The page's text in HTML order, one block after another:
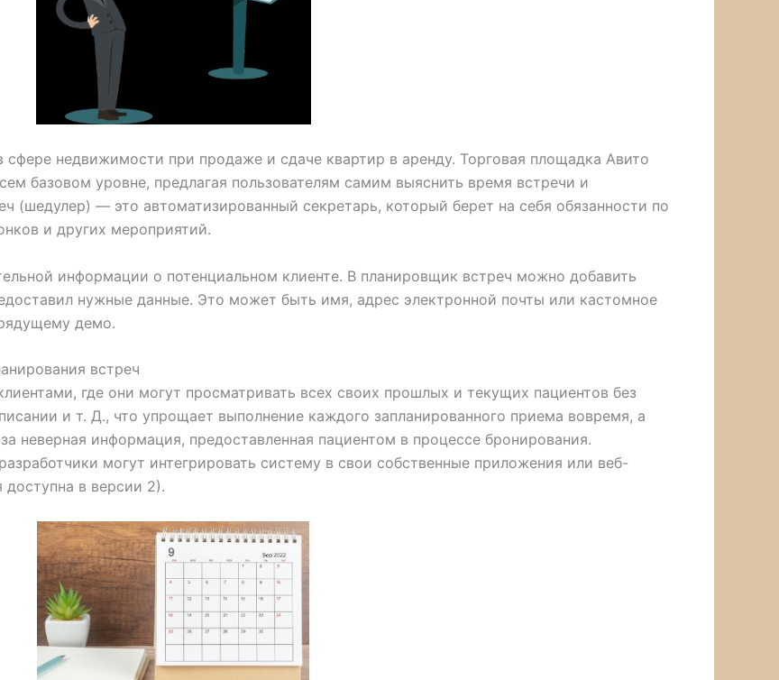
сфере недвижимости при продаже и сдаче квартир в аренду. Торговая площадка Авито
базовом уровне, предлагая пользователям самим выяснить время встречи и
(шедулер) — это автоматизированный секретарь, который берет на себя обязанности по
и других мероприятий.
информации о потенциальном клиенте. В планировщик встреч можно добавить
нужные данные. Это может быть имя, адрес электронной почты или кастомное
демо.
встреч
где они могут просматривать всех своих прошлых и текущих пациентов без
и т. Д., что упрощает выполнение каждого запланированного приема вовремя, а
неверная информация, предоставленная пациентом в процессе бронирования.
могут интегрировать систему в свои собственные приложения или веб-
в версии 2).